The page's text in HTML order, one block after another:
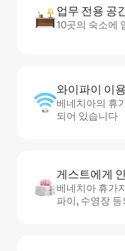
업무 전용 공
10곳의 숙소에
와이파이 이
베네치아의 휴
되어 있습니다
게스트에게
베네치아 휴가
파이, 수영장